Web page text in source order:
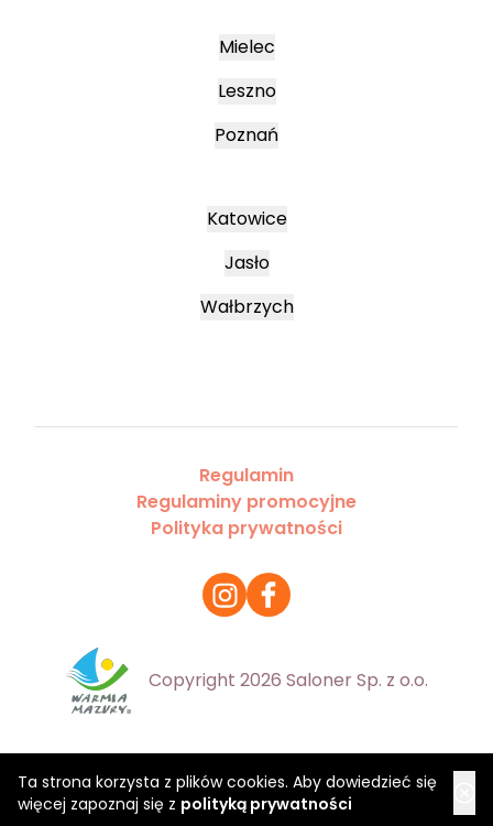
Ta strona korzysta z plików cookies. Aby dowiedzieć się
więcej zapoznaj się z polityką prywatności
Mielec
Leszno
Poznań
Katowice
Jasło
Wałbrzych
Regulamin
Regulaminy promocyjne
Polityka prywatności
Copyright 2026 Saloner Sp. z o.o.